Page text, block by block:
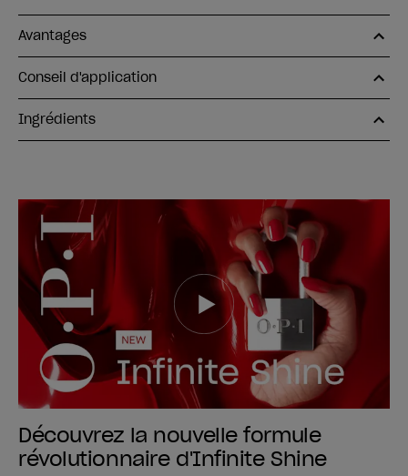
Avantages
Conseil d'application
Ingrédients
Découvrez la nouvelle formule
révolutionnaire d'Infinite Shine